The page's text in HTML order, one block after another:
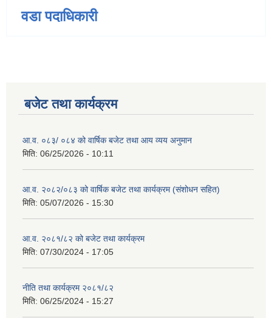
वडा पदाधिकारी
बजेट तथा कार्यक्रम
आ.व. ०८३/ ०८४ को वार्षिक बजेट तथा आय व्यय अनुमान
मिति: 06/25/2026 - 10:11
आ.व. २०८२/०८३ को वार्षिक बजेट तथा कार्यक्रम (संशोधन सहित)
मिति: 05/07/2026 - 15:30
आ.व. २०८१/८२ को बजेट तथा कार्यक्रम
मिति: 07/30/2024 - 17:05
नीति तथा कार्यक्रम २०८१/८२
मिति: 06/25/2024 - 15:27